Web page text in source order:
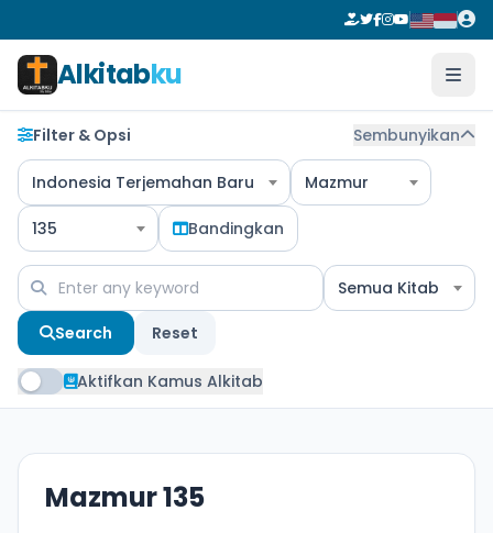
Alkitabku
Filter & Opsi Sembunyikan
Indonesia Terjemahan Baru Mazmur
135 Bandingkan
Semua Kitab
Search Reset
Aktifkan Kamus Alkitab
Mazmur 135